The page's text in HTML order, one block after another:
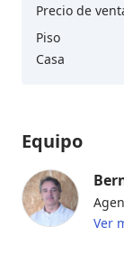
Precio de
Piso
Casa
Equipo
Ver